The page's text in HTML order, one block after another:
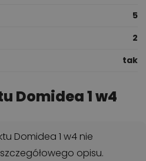
5
2
tak
Domidea 1 w4
Domidea 1 w4 nie
opisu.